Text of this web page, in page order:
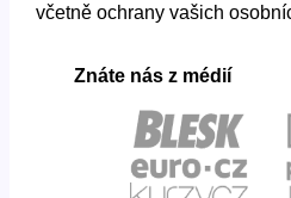
včetně ochrany vašich
Znáte nás z médií